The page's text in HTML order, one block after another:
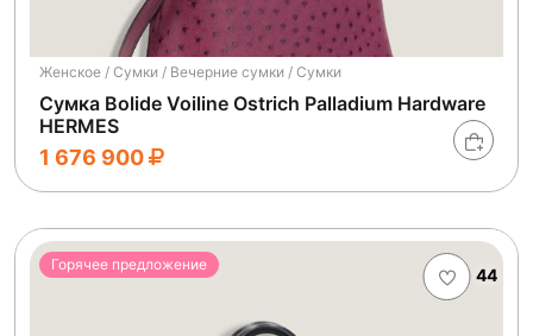
Женское / Сумки / Вечерние сумки / Сумки
Сумка Bolide Voiline Ostrich Palladium Hardware
HERMES
1 676 900
44
Горячее предложение